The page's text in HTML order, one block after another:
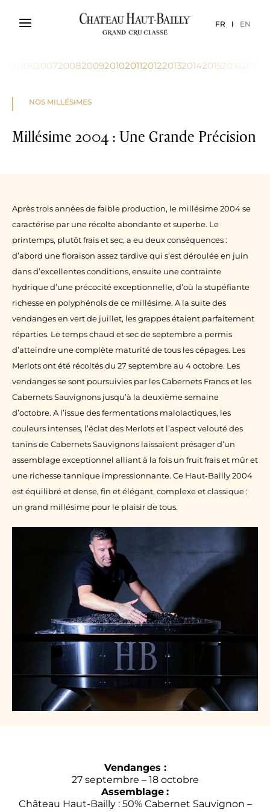
FR EN
200620072008200920102011201220132014201520162017
NOS MILLÉSIMES
Millésime 2004 : Une Grande Précision
Après trois années de faible production, le millésime 2004 se
caractérise par une récolte abondante et superbe. Le
printemps, plutôt frais et sec, a eu deux conséquences :
d’abord une floraison assez tardive qui s’est déroulée en juin
dans d’excellentes conditions, ensuite une contrainte
hydrique d’une précocité exceptionnelle, d’où la stupéfiante
richesse en polyphénols de ce millésime. A la suite des
vendanges en vert de juillet, les grappes étaient parfaitement
réparties. Le temps chaud et sec de septembre a permis
d’atteindre une complète maturité de tous les cépages. Les
Merlots ont été récoltés du 27 septembre au 4 octobre. Les
vendanges se sont poursuivies par les Cabernets Francs et les
Cabernets Sauvignons jusqu’à la deuxième semaine
d’octobre. A l’issue des fermentations malolactiques, les
couleurs intenses, l’éclat des Merlots et l’aspect velouté des
tanins de Cabernets Sauvignons laissaient présager d’un
assemblage exceptionnel alliant à la fois un fruit frais et mûr et
une richesse tannique impressionnante. Ce Haut-Bailly 2004
est équilibré et dense, fin et élégant, complexe et classique :
un grand millésime pour le plaisir de tous.
Vendanges :
27 septembre – 18 octobre
Assemblage :
Château Haut-Bailly : 50% Cabernet Sauvignon –